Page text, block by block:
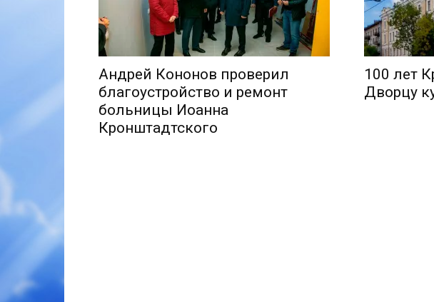
Андрей Кононов проверил
благоустройство и ремонт
больницы Иоанна
Кронштадтского
100 лет
Дворцу